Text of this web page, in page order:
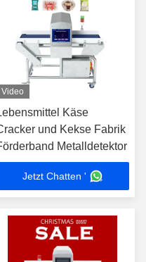
Video
Käse
und Kekse Fabrik
Metalldetektor
Jetzt Chatten '